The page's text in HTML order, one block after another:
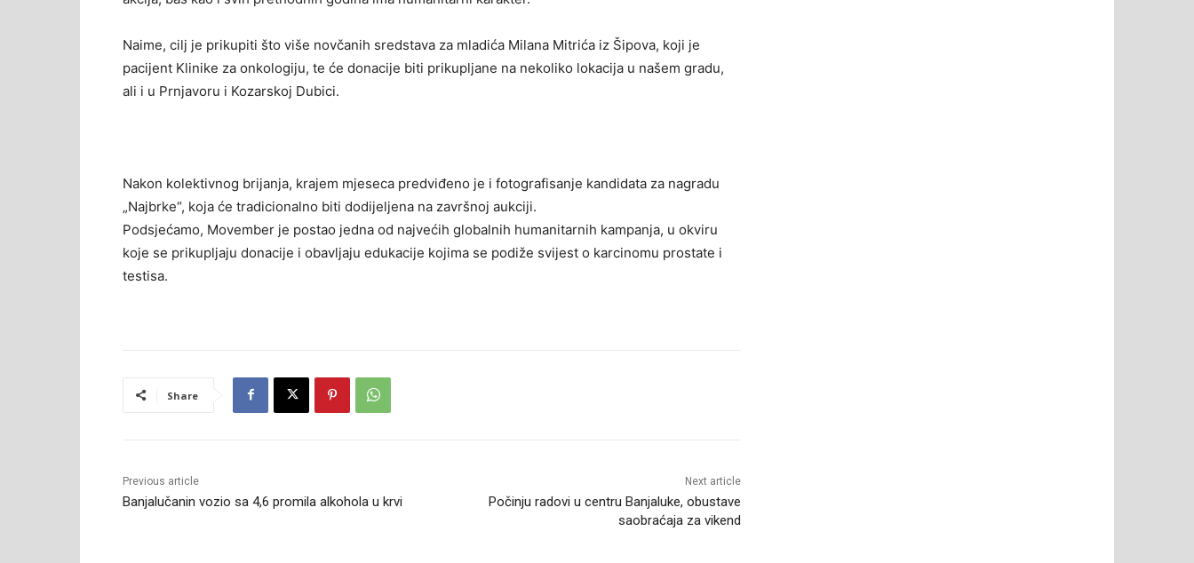
Naime, cilj je prikupiti što više novčanih sredstava za mladića Milana Mitrića iz Šipova, koji je
pacijent Klinike za onkologiju, te će donacije biti prikupljane na nekoliko lokacija u našem gradu,
ali i u Prnjavoru i Kozarskoj Dubici.
Nakon kolektivnog brijanja, krajem mjeseca predviđeno je i fotografisanje kandidata za nagradu
„Najbrke“, koja će tradicionalno biti dodijeljena na završnoj aukciji.
Podsjećamo, Movember je postao jedna od najvećih globalnih humanitarnih kampanja, u okviru
koje se prikupljaju donacije i obavljaju edukacije kojima se podiže svijest o karcinomu prostate i
testisa.
Share
Previous article
Banjalučanin vozio sa 4,6 promila alkohola u krvi
Next article
Počinju radovi u centru Banjaluke, obustave
saobraćaja za vikend